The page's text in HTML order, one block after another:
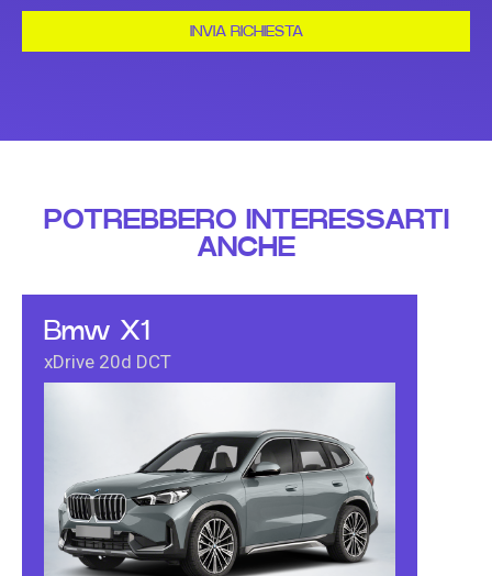
INVIA RICHIESTA
POTREBBERO INTERESSARTI
ANCHE
Bmw X1
xDrive 20d DCT